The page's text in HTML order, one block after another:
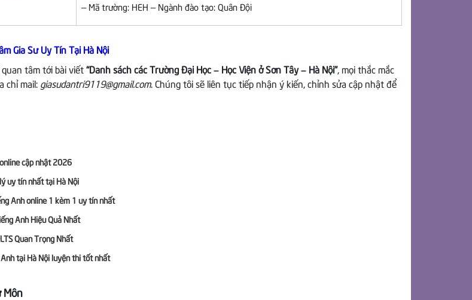
– Mã trường: HEH – Ngành đào tạo: Quân Đội
Gia Sư Uy Tín Tại Hà Nội
tâm tới bài viết “Danh sách các Trường Đại Học – Học Viện ở Sơn Tây – Hà Nội”, mọi thắc mắc
chỉ mail: giasudantri9119@gmail.com. Chúng tôi sẽ liên tục tiếp nhận ý kiến, chỉnh sửa cập nhật để
cập nhật 2026
uy tín nhất tại Hà Nội
Anh online 1 kèm 1 uy tín nhất
Anh Hiệu Quả Nhất
Quan Trọng Nhất
Anh tại Hà Nội luyện thi tốt nhất
Môn